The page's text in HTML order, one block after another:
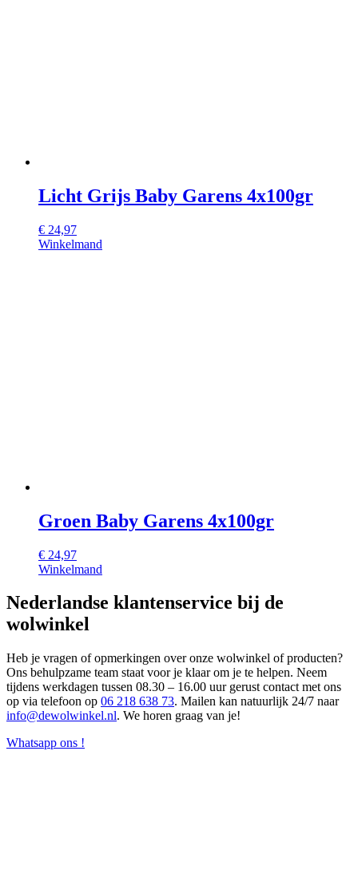
Licht Grijs Baby Garens 4x100gr
€ 24,97
Winkelmand
Groen Baby Garens 4x100gr
€ 24,97
Winkelmand
Nederlandse klantenservice bij de
wolwinkel
Heb je vragen of opmerkingen over onze wolwinkel of producten?
Ons behulpzame team staat voor je klaar om je te helpen. Neem
tijdens werkdagen tussen 08.30 – 16.00 uur gerust contact met ons
op via telefoon op 06 218 638 73. Mailen kan natuurlijk 24/7 naar
info@dewolwinkel.nl. We horen graag van je!
Whatsapp ons !